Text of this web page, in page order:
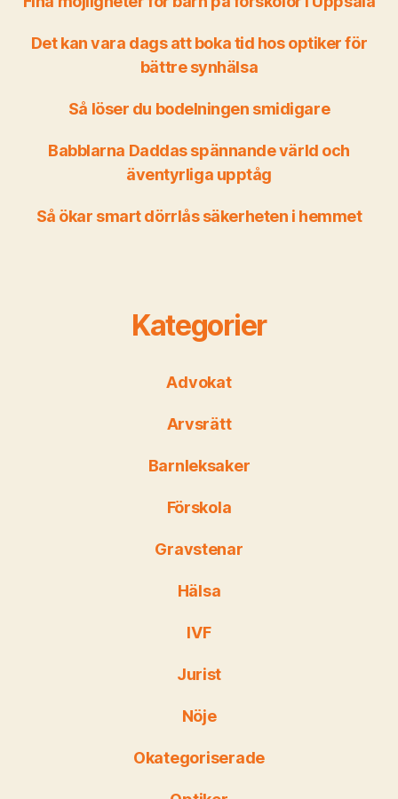
Det kan vara dags att boka tid hos optiker för
bättre synhälsa
Så löser du bodelningen smidigare
Babblarna Daddas spännande värld och
äventyrliga upptåg
Så ökar smart dörrlås säkerheten i hemmet
Kategorier
Advokat
Arvsrätt
Barnleksaker
Förskola
Gravstenar
Hälsa
IVF
Jurist
Nöje
Okategoriserade